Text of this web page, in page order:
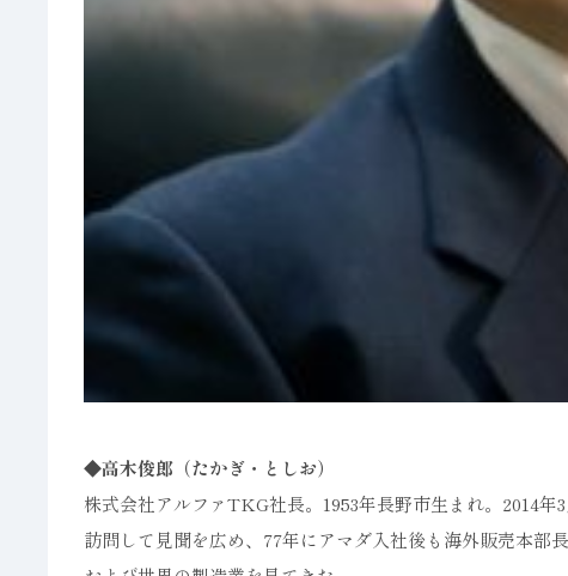
◆高木俊郎（たかぎ・としお）
株式会社アルファTKG社長。1953年長野市生まれ。2014
訪問して見聞を広め、77年にアマダ入社後も海外販売本部